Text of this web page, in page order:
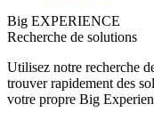
Big EXPERIENCE
Recherche de solutions
Utilisez notre recherche
trouver rapidement des
votre propre Big